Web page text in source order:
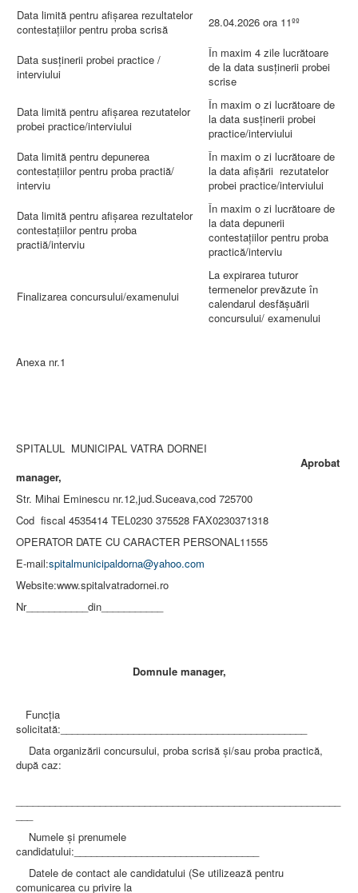
Data limită pentru afișarea rezultatelor
contestaţiilor pentru proba scrisă
28.04.2026 ora 11ºº
Data susţinerii probei practice /
interviului
În maxim 4 zile lucrătoare
de la data susţinerii probei
scrise
Data limită pentru afișarea rezutatelor
probei practice/interviului
În maxim o zi lucrătoare de
la data susținerii probei
practice/interviului
Data limită pentru depunerea
contestațiilor pentru proba practiă/
interviu
În maxim o zi lucrătoare de
la data afișării rezutatelor
probei practice/interviului
Data limită pentru afișarea rezultatelor
contestațiilor pentru proba
practiă/interviu
În maxim o zi lucrătoare de
la data depunerii
contestațiilor pentru proba
practică/interviu
Finalizarea concursului/examenului
La expirarea tuturor
termenelor prevăzute în
calendarul desfășuării
concursului/ examenului
Anexa nr.1
SPITALUL MUNICIPAL VATRA DORNEI
Aprobat
manager,
Str. Mihai Eminescu nr.12,jud.Suceava,cod 725700
Cod fiscal 4535414 TEL0230 375528 FAX0230371318
OPERATOR DATE CU CARACTER PERSONAL11555
E-mail:spitalmunicipaldorna@yahoo.com
Website:www.spitalvatradornei.ro
Nr___________din___________
Domnule manager,
Funcţia
solicitată:____________________________________________
Data organizării concursului, proba scrisă şi/sau proba practică,
după caz:
Numele şi prenumele
candidatului:_________________________________
Datele de contact ale candidatului (Se utilizează pentru
comunicarea cu privire la